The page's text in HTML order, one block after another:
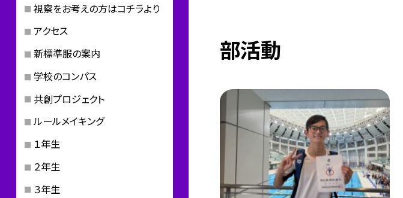
部活動
視察をお考えの方はコチラより
アクセス
新標準服の案内
学校のコンパス
共創プロジェクト
ルールメイキング
１年生
２年生
３年生